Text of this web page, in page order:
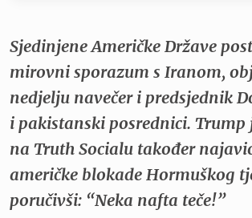
Sjedinjene Američke Države
mirovni sporazum s Iranom,
nedjelju navečer i predsjednik
i pakistanski posrednici. Trump
na Truth Socialu također
američke blokade Hormuškog
poručivši: “Neka nafta teče!”